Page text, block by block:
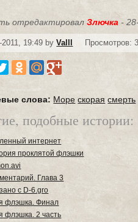
отредактировалЗлючка -
2011, 19:49 byValll Просмотров:
слова: Море скорая смерть
подобные истории:
интернет
проклятой флэшки
Глава 3
с D-6.gro
флэшка. Финал
флэшка. 2 часть